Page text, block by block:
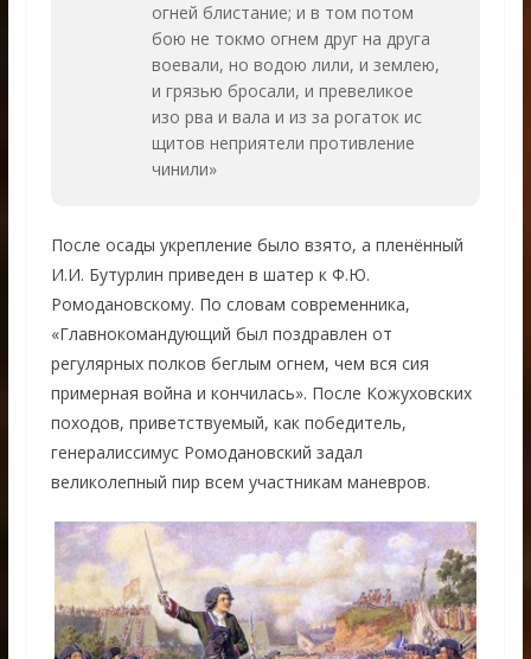
огней блистание; и в том потом
бою не токмо огнем друг на друга
воевали, но водою лили, и землею,
и грязью бросали, и превеликое
изо рва и вала и из за рогаток ис
щитов неприятели противление
чинили»
После осады укрепление было взято, а пленённый
И.И. Бутурлин приведен в шатер к Ф.Ю.
Ромодановскому. По словам современника,
«Главнокомандующий был поздравлен от
регулярных полков беглым огнем, чем вся сия
примерная война и кончилась». После Кожуховских
походов, приветствуемый, как победитель,
генералиссимус Ромодановский задал
великолепный пир всем участникам маневров.